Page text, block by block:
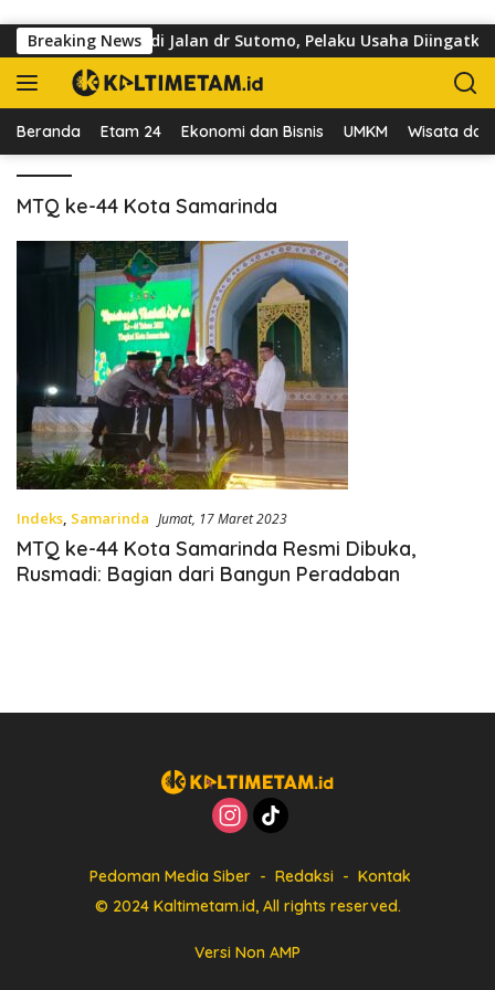
Breaking News
Kuasai Trotoar di Jalan dr Sutomo, Pelaku Usaha Diingatkan
Beranda Etam 24 Ekonomi dan Bisnis UMKM Wisata dan
MTQ ke-44 Kota Samarinda
Indeks, Samarinda Jumat, 17 Maret 2023
MTQ ke-44 Kota Samarinda Resmi Dibuka,
Rusmadi: Bagian dari Bangun Peradaban
Pedoman Media Siber Redaksi
Kontak
© 2024 Kaltimetam.id, All rights reserved.
Versi Non AMP